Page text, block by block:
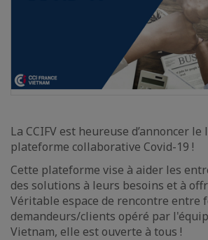
La CCIFV est heureuse d’annoncer le
plateforme collaborative Covid-19 !
Cette plateforme vise à aider les
des solutions à leurs besoins et à
Véritable espace de rencontre entre
demandeurs/clients opéré par
Vietnam, elle est ouverte à tous !